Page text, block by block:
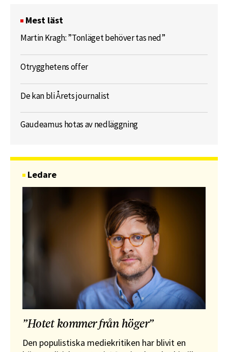
Mest läst
Martin Kragh: ”Tonläget behöver tas ned”
Otrygghetens offer
De kan bli Årets journalist
Gaudeamus hotas av nedläggning
Ledare
”Hotet kommer från höger”
Den populistiska mediekritiken har blivit en